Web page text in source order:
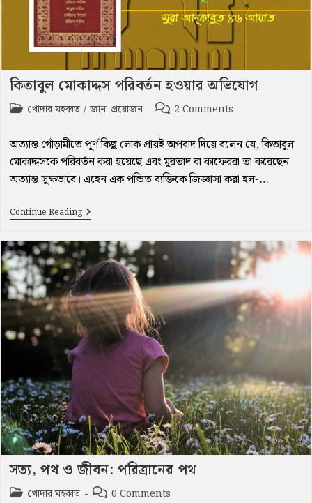
কিতাবুল মোকাদ্দস পরিবর্তন হওয়ার অভিযোগ
Postখোদার মহব্বত / জানা প্রয়োজন
Post 2 Comments
অত্যান্ত গোঁড়ামীতে পূর্ণ কিছু লোক প্রায়ই অপবাদ দিয়ে বলেন যে, কিতাবুল
মোকাদ্দসকে পরিবর্তন করা হয়েছে এবং মুরতাদ বা কাফেররা তা করেছেন
অত্যান্ত সুক্ষভাবে। এহেন এক পন্ডিত ব্যক্তিকে জিজ্ঞাসা করা হল-…
Continue Readingকিতাবুল
মোকাদ্দস
হওয়ার
অভিযোগ
সত্য, পথ ও জীবন: পরিত্রানের পথ
Postখোদার মহব্বত
Post0 Comments